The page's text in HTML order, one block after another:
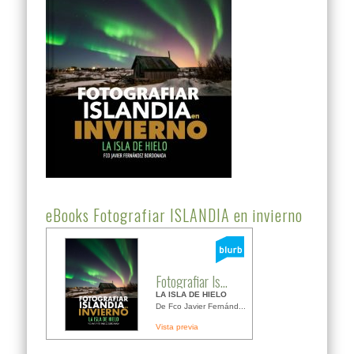
eBooks Fotografiar ISLANDIA en invierno
Fotografiar Is...
LA ISLA DE HIELO
De Fco Javier Fernánd...
Vista previa